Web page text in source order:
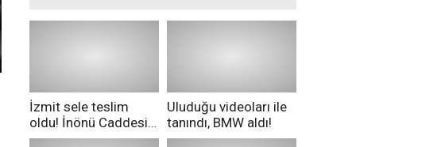
İzmit sele teslim
oldu! İnönü Caddesi
göle döndü!
Uluduğu videoları ile
tanındı, BMW aldı!